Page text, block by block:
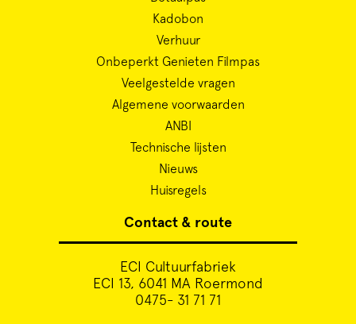
Kadobon
Verhuur
Onbeperkt Genieten Filmpas
Veelgestelde vragen
Algemene voorwaarden
ANBI
Technische lijsten
Nieuws
Huisregels
Contact & route
ECI Cultuurfabriek
ECI 13, 6041 MA Roermond
0475- 31 71 71